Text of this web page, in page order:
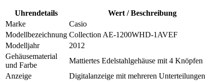
Uhrendetails
Wert / Beschreibung
Marke
Casio
Modellbezeichnung Collection AE-1200WHD-1AVEF
Modelljahr
2012
Gehäusematerial
und Farbe
Mattiertes Edelstahlgehäuse mit 4 Knöpfen
Anzeige
Digitalanzeige mit mehreren Unterteilungen